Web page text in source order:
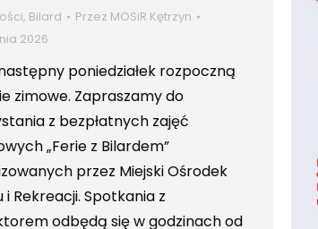
, Bilard Przez MOSiR Kętrzyn
2026
poniedziałek rozpoczną
zimowe. Zapraszamy do
z bezpłatnych zajęć
„Ferie z Bilardem”
przez Miejski Ośrodek
i Rekreacji. Spotkania z
odbędą się w godzinach od